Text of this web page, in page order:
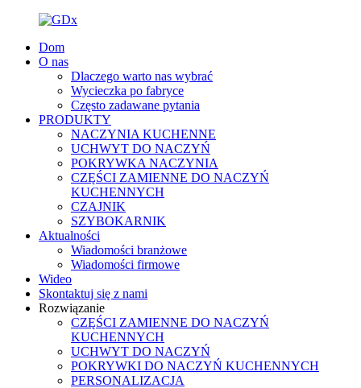
Dom
O nas
Dlaczego warto nas wybrać
Wycieczka po fabryce
Często zadawane pytania
PRODUKTY
NACZYNIA KUCHENNE
UCHWYT DO NACZYŃ
POKRYWKA NACZYNIA
CZĘŚCI ZAMIENNE DO NACZYŃ
KUCHENNYCH
CZAJNIK
SZYBOKARNIK
Aktualności
Wiadomości branżowe
Wiadomości firmowe
Wideo
Skontaktuj się z nami
Rozwiązanie
CZĘŚCI ZAMIENNE DO NACZYŃ
KUCHENNYCH
UCHWYT DO NACZYŃ
POKRYWKI DO NACZYŃ KUCHENNYCH
PERSONALIZACJA